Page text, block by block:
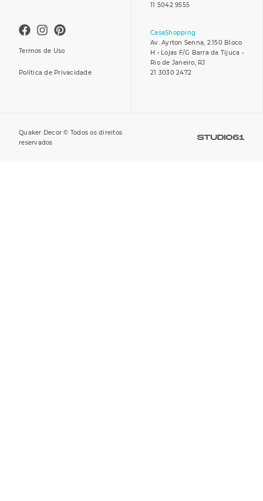
Termos de Uso
Política de Privacidade
11 5042 9555
CasaShopping
Av. Ayrton Senna, 2.150 Bloco
H • Lojas F/G Barra da Tijuca •
Rio de Janeiro, RJ
21 3030 2472
Quaker Decor © Todos os direitos
reservados​